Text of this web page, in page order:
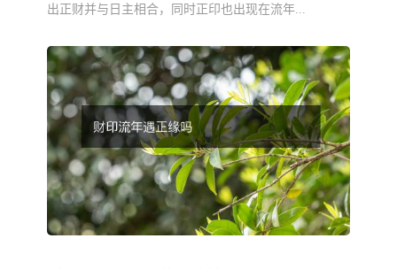
出正财并与日主相合，同时正印也出现在流年...